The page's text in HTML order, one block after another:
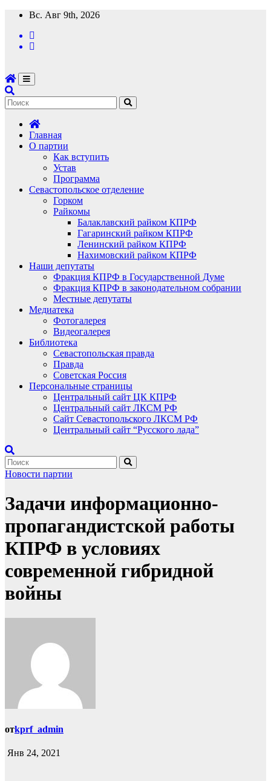
Перейти
содержимому
Вс. Авг 9th, 2026
Главная
О партии
Как вступить
Устав
Программа
Севастопольское отделение
Горком
Райкомы
Балаклавский райком КПРФ
Гагаринский райком КПРФ
Ленинский райком КПРФ
Нахимовский райком КПРФ
Наши депутаты
Фракция КПРФ в Государственной Думе
Фракция КПРФ в законодательном собрании
Местные депутаты
Медиатека
Фотогалерея
Видеогалерея
Библиотека
Севастопольская правда
Правда
Советская Россия
Персональные страницы
Центральный сайт ЦК КПРФ
Центральный сайт ЛКСМ РФ
Сайт Севастопольского ЛКСМ РФ
Центральный сайт “Русского лада”
Новости партии
Задачи информационно-
пропагандистской работы
КПРФ в условиях
современной гибридной
войны
отkprf_admin
Янв 24, 2021